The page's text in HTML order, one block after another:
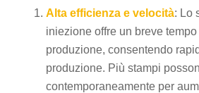
Alta efficienza e velocità: Lo
iniezione offre un breve
produzione, consentendo
produzione. Più stampi
contemporaneamente per